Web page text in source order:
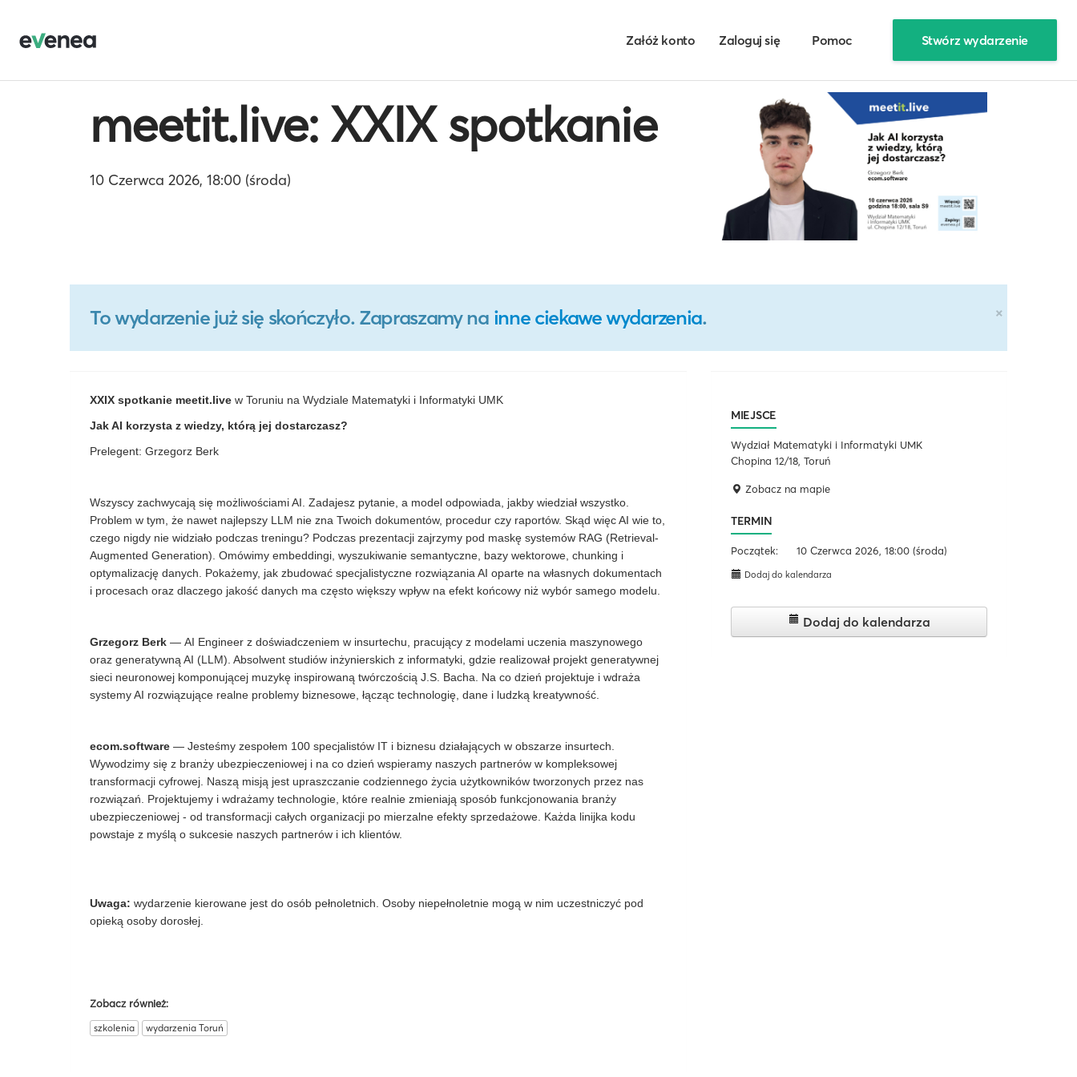
Załóż konto Zaloguj się Pomoc Stwórz wydarzenie
meetit.live: XXIX spotkanie
10 Czerwca 2026, 18:00 (środa)
×
To wydarzenie już się skończyło. Zapraszamy na inne ciekawe wydarzenia.
XXIX spotkanie meetit.live w Toruniu na Wydziale Matematyki i Informatyki UMK
Jak AI korzysta z wiedzy, którą jej dostarczasz?
Prelegent: Grzegorz Berk
Wszyscy zachwycają się możliwościami AI. Zadajesz pytanie, a model odpowiada, jakby wiedział wszystko.
Problem w tym, że nawet najlepszy LLM nie zna Twoich dokumentów, procedur czy raportów. Skąd więc AI wie to,
czego nigdy nie widziało podczas treningu? Podczas prezentacji zajrzymy pod maskę systemów RAG (Retrieval-
Augmented Generation). Omówimy embeddingi, wyszukiwanie semantyczne, bazy wektorowe, chunking i
optymalizację danych. Pokażemy, jak zbudować specjalistyczne rozwiązania AI oparte na własnych dokumentach
i procesach oraz dlaczego jakość danych ma często większy wpływ na efekt końcowy niż wybór samego modelu.
Grzegorz Berk — AI Engineer z doświadczeniem w insurtechu, pracujący z modelami uczenia maszynowego
oraz generatywną AI (LLM). Absolwent studiów inżynierskich z informatyki, gdzie realizował projekt generatywnej
sieci neuronowej komponującej muzykę inspirowaną twórczością J.S. Bacha. Na co dzień projektuje i wdraża
systemy AI rozwiązujące realne problemy biznesowe, łącząc technologię, dane i ludzką kreatywność.
ecom.software — Jesteśmy zespołem 100 specjalistów IT i biznesu działających w obszarze insurtech.
Wywodzimy się z branży ubezpieczeniowej i na co dzień wspieramy naszych partnerów w kompleksowej
transformacji cyfrowej. Naszą misją jest upraszczanie codziennego życia użytkowników tworzonych przez nas
rozwiązań. Projektujemy i wdrażamy technologie, które realnie zmieniają sposób funkcjonowania branży
ubezpieczeniowej - od transformacji całych organizacji po mierzalne efekty sprzedażowe. Każda linijka kodu
powstaje z myślą o sukcesie naszych partnerów i ich klientów.
Uwaga: wydarzenie kierowane jest do osób pełnoletnich. Osoby niepełnoletnie mogą w nim uczestniczyć pod
opieką osoby dorosłej.
Zobacz również:
szkolenia wydarzenia Toruń
MIEJSCE
Wydział Matematyki i Informatyki UMK
Chopina 12/18, Toruń
Zobacz na mapie
TERMIN
Początek: 10 Czerwca 2026, 18:00 (środa)
Dodaj do kalendarza
Dodaj do kalendarza